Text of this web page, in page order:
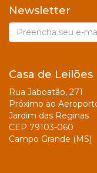
Newsletter
Casa de Leilões
Rua Jaboatão, 271
Próximo ao
Jardim das Reginas
CEP 79103-060
Campo Grande (MS)